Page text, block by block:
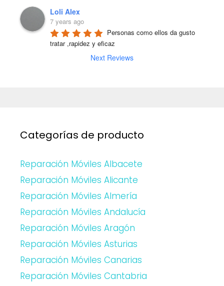
Loli Alex
7 years ago
Personas como ellos da gusto
tratar ,rapidez y eficaz
Next Reviews
Categorías de producto
Reparación Móviles Albacete
Reparación Móviles Alicante
Reparación Móviles Almería
Reparación Móviles Andalucía
Reparación Móviles Aragón
Reparación Móviles Asturias
Reparación Móviles Canarias
Reparación Móviles Cantabria